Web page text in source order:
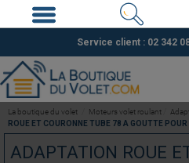
Service client : 02 342
ADAPTATION ROUE
La boutique du volet Moteurs volet roulant
ROUE ET COURONNE TUBE 78 A GOUTTE